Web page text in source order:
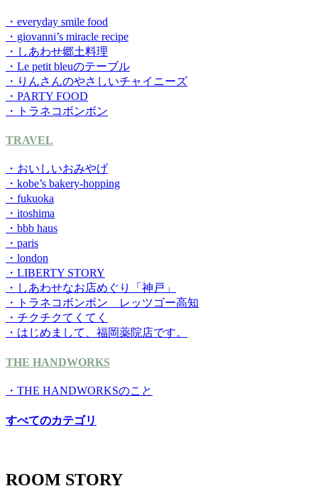
・everyday smile food
・giovanni’s miracle recipe
・しあわせ郷土料理
・Le petit bleuのテーブル
・りんさんのやさしいチャイニーズ
・PARTY FOOD
・トラネコボンボン
TRAVEL
・おいしいおみやげ
・kobe’s bakery-hopping
・fukuoka
・itoshima
・bbb haus
・paris
・london
・LIBERTY STORY
・しあわせなお店めぐり「神戸」
・トラネコボンボン レッツゴー高知
・チクチクてくてく
・はじめまして、福岡薬院店です。
THE HANDWORKS
・THE HANDWORKSのこと
すべてのカテゴリ
ROOM STORY